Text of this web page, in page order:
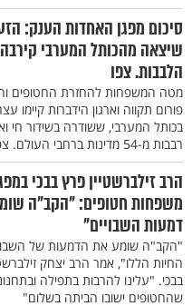
סיכום מפגן האחדות הענק:
שיצאה מהכותל המערבי
הלבבות. צפו
מטה המשפחות להחזרת החטופים
פורום תקווה וארגון הידברות קיימו
בכותל המערבי, ששודרה בשידור חי
רבבות מ-54 מדינות ברחבי העולם. צפו
הרב זילברשטיין פרץ בבכי
משפחות חטופים: "הקב"ה
דמעות השבויים"
"הקב"ה שומע את הדמעות של
החיות הללו", אמר הרב יצחק
בבכי. "עלינו להרבות בתפילה
שהחטופים ישובו הביתה בשלום"